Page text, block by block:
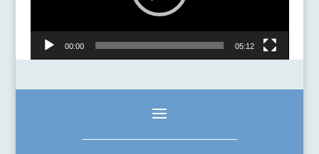
00:00 05:12